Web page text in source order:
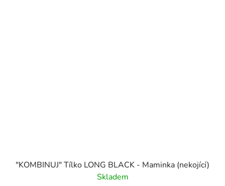
"KOMBINUJ" Tílko LONG BLACK - Maminka (nekojící)
Skladem